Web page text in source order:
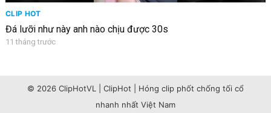
CLIP HOT
Đá lưỡi như này anh nào chịu được 30s
11 tháng trước
© 2026 ClipHotVL | ClipHot | Hóng clip phốt chống tối cổ
nhanh nhất Việt Nam